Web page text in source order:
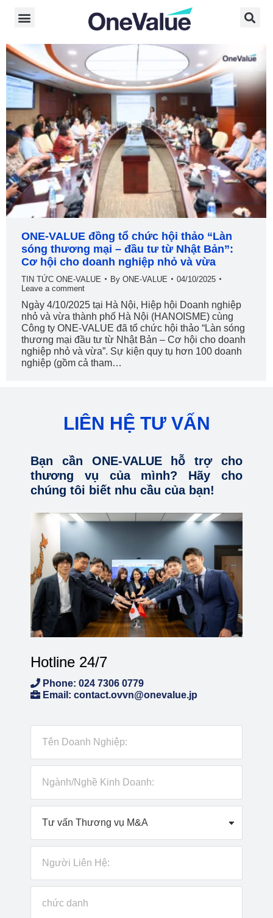
ONE‑VALUE đồng tổ chức hội thảo “Làn
sóng thương mại – đầu tư từ Nhật Bản”:
Cơ hội cho doanh nghiệp nhỏ và vừa
TIN TỨC ONE-VALUE By ONE-VALUE
04/10/2025
Leave a comment
Ngày 4/10/2025 tại Hà Nội, Hiệp hội Doanh nghiệp
nhỏ và vừa thành phố Hà Nội (HANOISME) cùng
Công ty ONE‑VALUE đã tổ chức hội thảo “Làn sóng
thương mại đầu tư từ Nhật Bản – Cơ hội cho doanh
nghiệp nhỏ và vừa”. Sự kiện quy tụ hơn 100 doanh
nghiệp (gồm cả tham…
LIÊN HỆ TƯ VẤN
Bạn cần ONE-VALUE hỗ trợ cho
thương vụ của mình? Hãy cho
chúng tôi biết nhu cầu của bạn!
Hotline 24/7
Phone: 024 7306 0779
Email: contact.ovvn@onevalue.jp